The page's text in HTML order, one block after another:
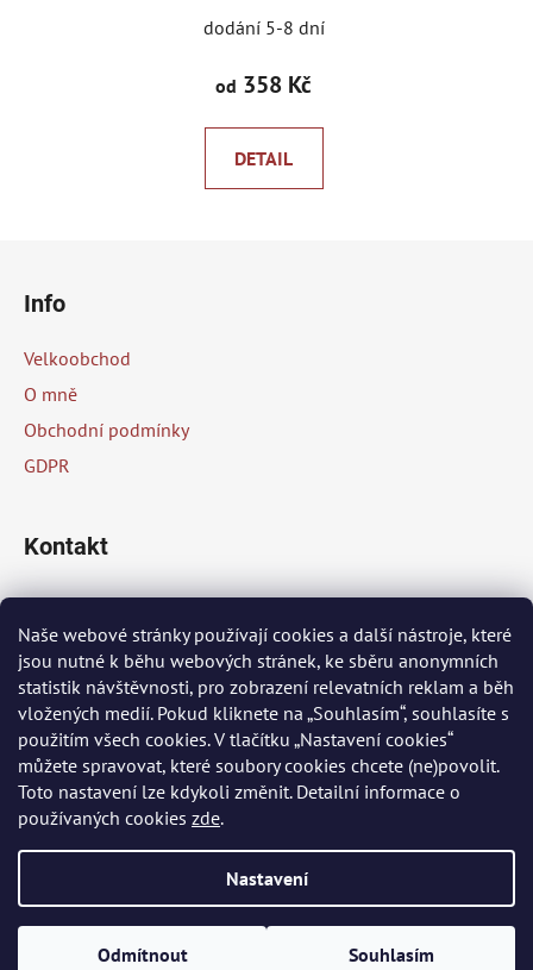
Naše webové stránky používají cookies a další nástroje, které
jsou nutné k běhu webových stránek, ke sběru anonymních
statistik návštěvnosti, pro zobrazení relevatních reklam a běh
vložených medií. Pokud kliknete na „Souhlasím“, souhlasíte s
použitím všech cookies. V tlačítku „Nastavení cookies“
můžete spravovat, které soubory cookies chcete (ne)povolit.
Toto nastavení lze kdykoli změnit. Detailní informace o
používaných cookies zde.
Nastavení
Odmítnout Souhlasím
s rozprašov
dodání 5-8 dní
od 358 Kč
DETAIL
Info
Velkoobchod
O mně
Obchodní podmínky
GDPR
Kontakt
+420 778 002 430
Přijímáme online platby
Vytvořil Shoptet
Copyright 2026PĚKNÁ KLASIKA . Všechna práva vyhrazena.